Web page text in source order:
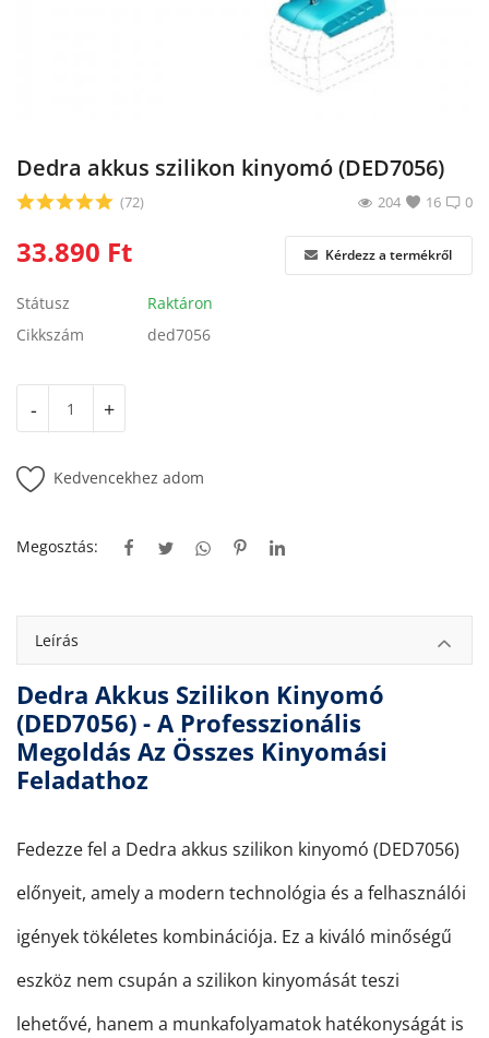
Dedra akkus szilikon kinyomó (DED7056)
0
(72) 16
204
33.890 Ft Kérdezz a termékről
Státusz
Raktáron
Cikkszám
ded7056
- +
Kedvencekhez adom
Megosztás:
Leírás
Dedra Akkus Szilikon Kinyomó
(DED7056) - A Professzionális
Megoldás Az Összes Kinyomási
Feladathoz
Fedezze fel a Dedra akkus szilikon kinyomó (DED7056)
előnyeit, amely a modern technológia és a felhasználói
igények tökéletes kombinációja. Ez a kiváló minőségű
eszköz nem csupán a szilikon kinyomását teszi
lehetővé, hanem a munkafolyamatok hatékonyságát is